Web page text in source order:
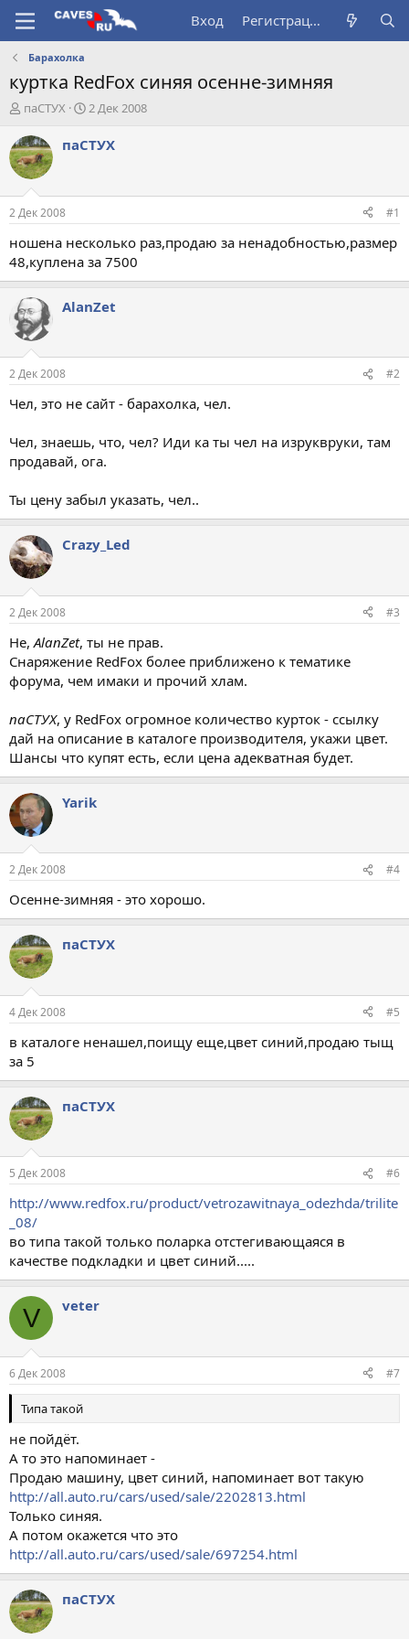
Вход Регистрация
Барахолка
куртка RedFox синяя осенне-зимняя
А
т
о
р
т
е
м
ы
паСТУХ
Д
т
а
л
2 Дек 2008
паСТУХ
2 Дек 2008 #1
ношена несколько раз,продаю за ненадобностью,размер
48,куплена за 7500
AlanZet
2 Дек 2008 #2
Чел, это не сайт - барахолка, чел.
Чел, знаешь, что, чел? Иди ка ты чел на изруквруки, там
продавай, ога.
Ты цену забыл указать, чел..
Crazy_Led
2 Дек 2008 #3
Не, AlanZet, ты не прав.
Снаряжение RedFox более приближено к тематике
форума, чем имаки и прочий хлам.
паСТУХ, у RedFox огромное количество курток - ссылку
дай на описание в каталоге производителя, укажи цвет.
Шансы что купят есть, если цена адекватная будет.
Yarik
2 Дек 2008 #4
Осенне-зимняя - это хорошо.
паСТУХ
4 Дек 2008 #5
в каталоге ненашел,поищу еще,цвет синий,продаю тыщ
за 5
паСТУХ
5 Дек 2008 #6
http://www.redfox.ru/product/vetrozawitnaya_odezhda/trilite
_08/
во типа такой только поларка отстегивающаяся в
качестве подкладки и цвет синий.....
V veter
6 Дек 2008 #7
Типа такой
не пойдёт.
А то это напоминает -
Продаю машину, цвет синий, напоминает вот такую
http://all.auto.ru/cars/used/sale/2202813.html
Только синяя.
А потом окажется что это
http://all.auto.ru/cars/used/sale/697254.html
паСТУХ